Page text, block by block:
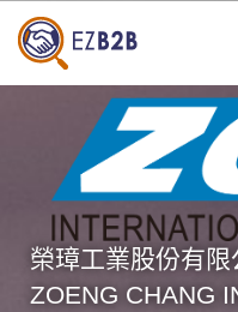
榮璋工業股份有限
ZOENG CHANG